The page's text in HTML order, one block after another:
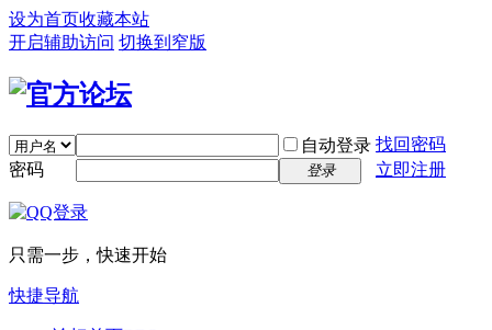
设为首页收藏本站
开启辅助访问 切换到窄版
自动登录 找回密码
密码
登录 立即注册
只需一步，快速开始
快捷导航